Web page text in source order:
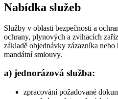
Nabídka služeb
Služby v oblasti bezpečnosti a
ochrany, plynových a zvihacích
základě objednávky zázazníka nebo
mandátní smlouvy.
a) jednorázová služba:
zpracování požadované